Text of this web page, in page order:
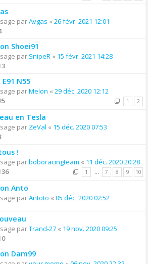
parAvgas « 26 févr. 2021 12:01
Shoei91
par SnipeR « 15 févr. 2021 14:28
N55
parMelon « 29 déc. 2020 12:12
1 2
en Tesla
par ZeVal « 15 déc. 2020 07:53
!
parboboracingteam « 11 déc. 2020 20:28
1 … 7 8 9 10
Anto
parAntoto « 05 déc. 2020 02:52
parTrand-27 « 19 nov. 2020 09:25
Dam99